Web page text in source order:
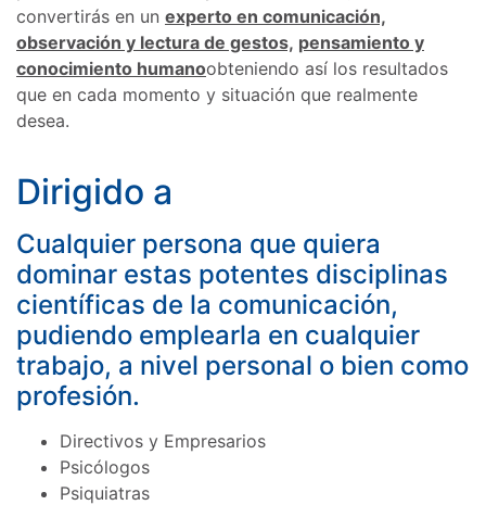
convertirás en un experto en comunicación,
observación y lectura de gestos, pensamiento y
conocimiento humanoobteniendo así los resultados
que en cada momento y situación que realmente
desea.
Dirigido a
Cualquier persona que quiera
dominar estas potentes disciplinas
científicas de la comunicación,
pudiendo emplearla en cualquier
trabajo, a nivel personal o bien como
profesión.
Directivos y Empresarios
Psicólogos
Psiquiatras